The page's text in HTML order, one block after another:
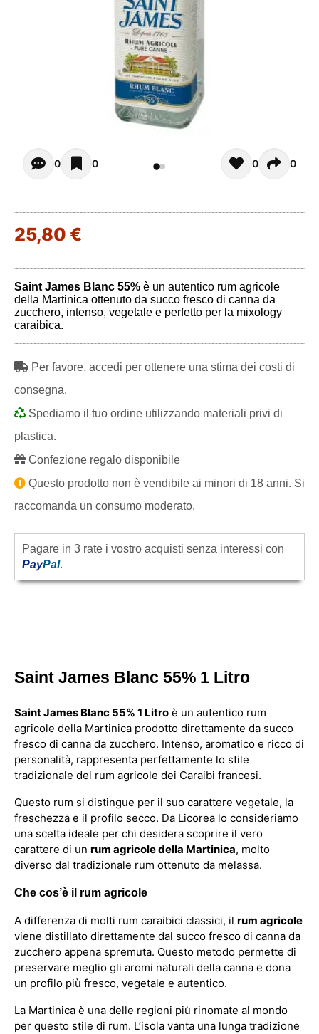
Opiniones - In questo momento non ci sono commenti.
0 0 0 0
25,80 €
Saint James Blanc 55% è un autentico rum agricole
della Martinica ottenuto da succo fresco di canna da
zucchero, intenso, vegetale e perfetto per la mixology
caraibica.
Per favore, accedi per ottenere una stima dei costi di
consegna.
Spediamo il tuo ordine utilizzando materiali privi di
plastica.
Confezione regalo disponibile
Questo prodotto non è vendibile ai minori di 18 anni. Si
raccomanda un consumo moderato.
Pagare in 3 rate i vostro acquisti senza interessi con
PayPal.
Saint James Blanc 55% 1 Litro
Saint James Blanc 55% 1 Litro è un autentico rum
agricole della Martinica prodotto direttamente da succo
fresco di canna da zucchero. Intenso, aromatico e ricco di
personalità, rappresenta perfettamente lo stile
tradizionale del rum agricole dei Caraibi francesi.
Questo rum si distingue per il suo carattere vegetale, la
freschezza e il profilo secco. Da Licorea lo consideriamo
una scelta ideale per chi desidera scoprire il vero
carattere di un rum agricole della Martinica, molto
diverso dal tradizionale rum ottenuto da melassa.
Che cos’è il rum agricole
A differenza di molti rum caraibici classici, il rum agricole
viene distillato direttamente dal succo fresco di canna da
zucchero appena spremuta. Questo metodo permette di
preservare meglio gli aromi naturali della canna e dona
un profilo più fresco, vegetale e autentico.
La Martinica è una delle regioni più rinomate al mondo
per questo stile di rum. L’isola vanta una lunga tradizione